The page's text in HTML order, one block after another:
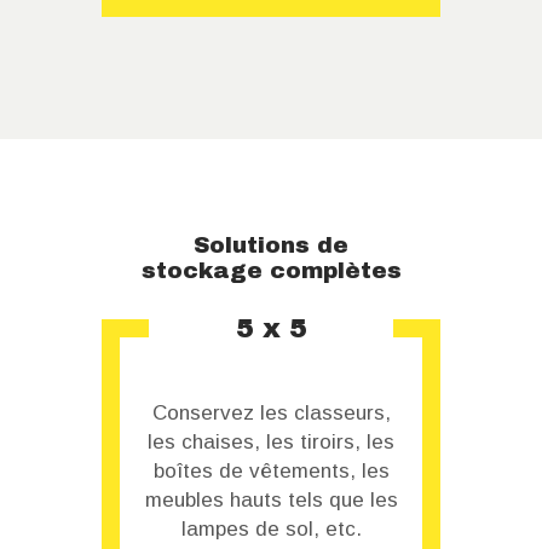
Solutions de
stockage complètes
5 x 5
Conservez les classeurs,
les chaises, les tiroirs, les
boîtes de vêtements, les
meubles hauts tels que les
lampes de sol, etc.